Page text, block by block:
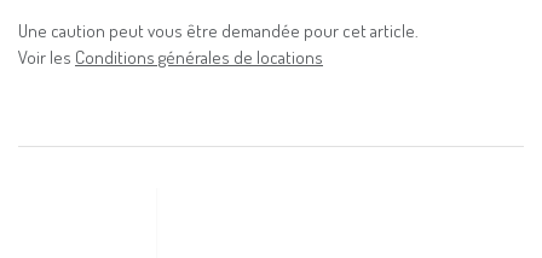
Une caution peut vous être demandée pour cet article.
Voir les Conditions générales de locations